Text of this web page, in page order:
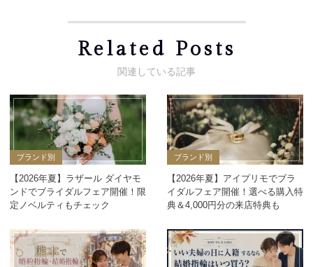
Related Posts
ブランド別
【2026年夏】ラザール ダイヤモ
ンドでブライダルフェア開催！限
定ノベルティもチェック
ブランド別
【2026年夏】アイプリモでブラ
イダルフェア開催！選べる購入特
典＆4,000円分の来店特典も